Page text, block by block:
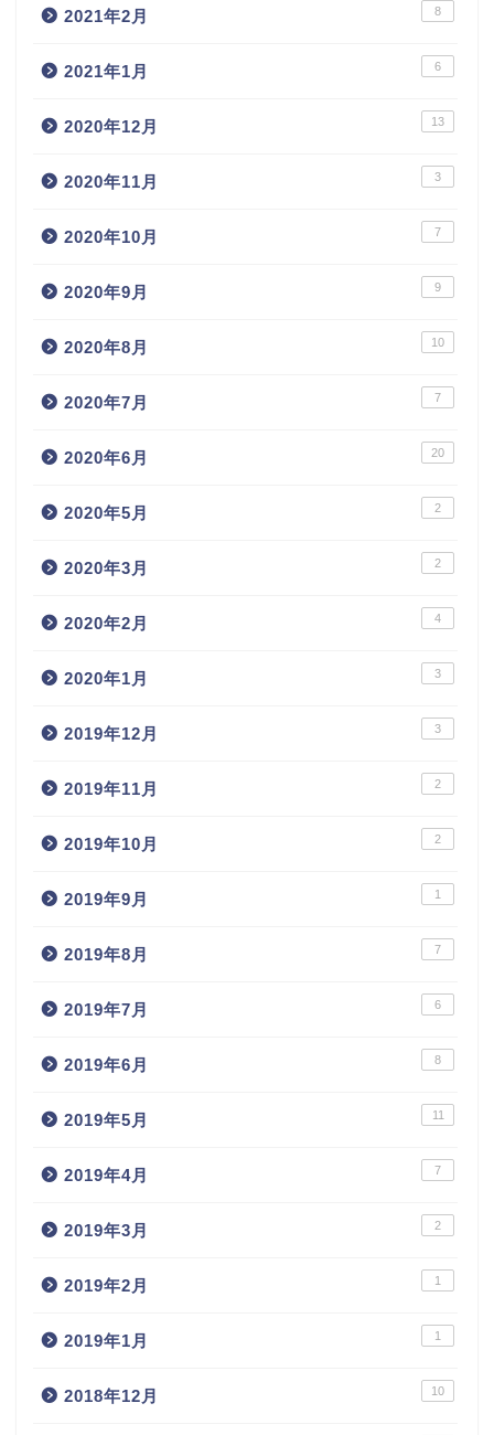
2021年2月 8
2021年1月 6
2020年12月 13
2020年11月 3
2020年10月 7
2020年9月 9
2020年8月 10
2020年7月 7
2020年6月 20
2020年5月 2
2020年3月 2
2020年2月 4
2020年1月 3
2019年12月 3
2019年11月 2
2019年10月 2
2019年9月 1
2019年8月 7
2019年7月 6
2019年6月 8
2019年5月 11
2019年4月 7
2019年3月 2
2019年2月 1
2019年1月 1
2018年12月 10